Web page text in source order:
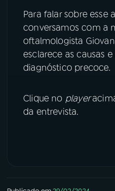
Para falar sobre esse
conversamos com a
oftalmologista
esclarece as causas
diagnóstico precoce.
Clique no player
da entrevista.